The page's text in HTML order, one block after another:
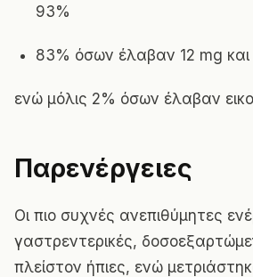
93%
83% όσων έλαβαν 12 mg
ενώ μόλις 2% όσων έλαβαν
Παρενέργειες
Οι πιο συχνές ανεπιθύμητες
γαστρεντερικές,
πλείστον ήπιες, ενώ